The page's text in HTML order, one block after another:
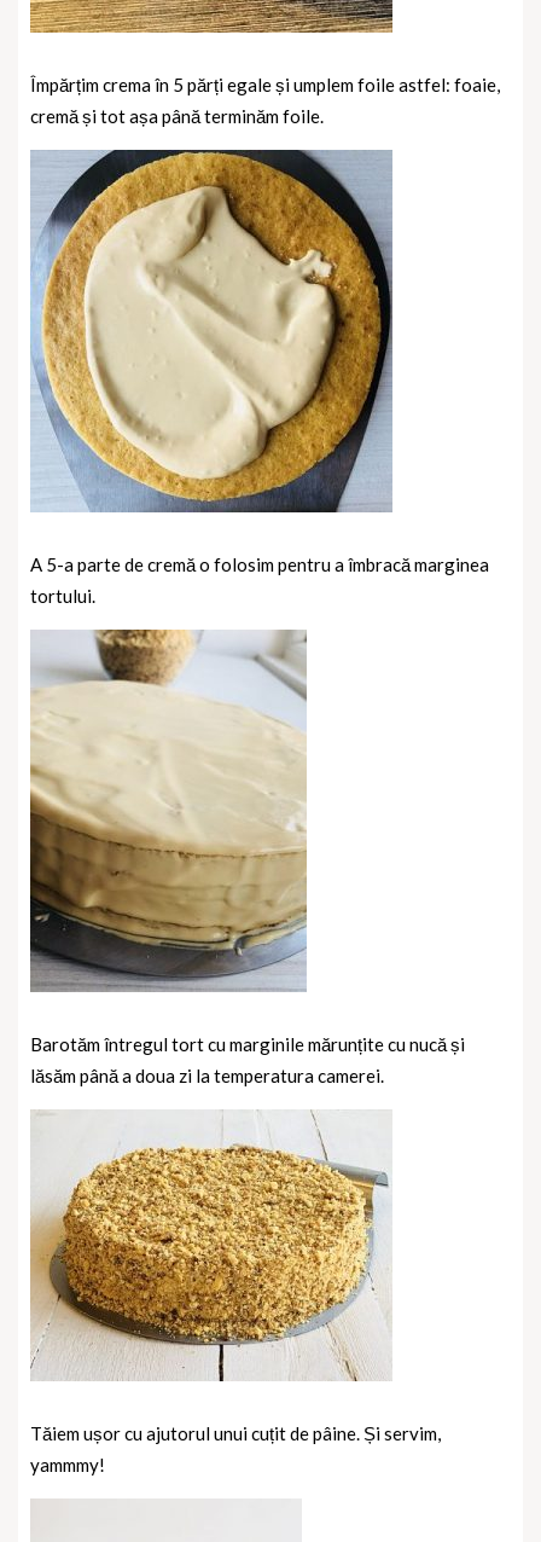
Împărțim crema în 5 părți egale și umplem foile astfel: foaie,
cremă și tot așa până terminăm foile.
A 5-a parte de cremă o folosim pentru a îmbracă marginea
tortului.
Barotăm întregul tort cu marginile mărunțite cu nucă și
lăsăm până a doua zi la temperatura camerei.
Tăiem ușor cu ajutorul unui cuțit de pâine. Și servim,
yammmy!